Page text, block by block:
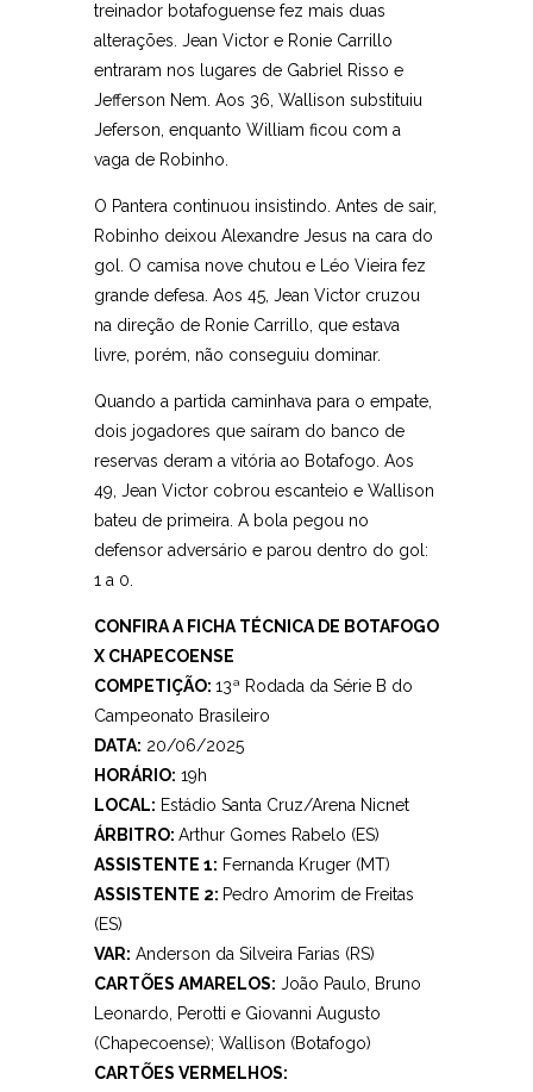
treinador botafoguense fez mais duas
alterações. Jean Victor e Ronie Carrillo
entraram nos lugares de Gabriel Risso e
Jefferson Nem. Aos 36, Wallison substituiu
Jeferson, enquanto William ficou com a
vaga de Robinho.
O Pantera continuou insistindo. Antes de sair,
Robinho deixou Alexandre Jesus na cara do
gol. O camisa nove chutou e Léo Vieira fez
grande defesa. Aos 45, Jean Victor cruzou
na direção de Ronie Carrillo, que estava
livre, porém, não conseguiu dominar.
Quando a partida caminhava para o empate,
dois jogadores que saíram do banco de
reservas deram a vitória ao Botafogo. Aos
49, Jean Victor cobrou escanteio e Wallison
bateu de primeira. A bola pegou no
defensor adversário e parou dentro do gol:
1 a 0.
CONFIRA A FICHA TÉCNICA DE BOTAFOGO
X CHAPECOENSE
COMPETIÇÃO: 13ª Rodada da Série B do
Campeonato Brasileiro
DATA: 20/06/2025
HORÁRIO: 19h
LOCAL: Estádio Santa Cruz/Arena Nicnet
ÁRBITRO: Arthur Gomes Rabelo (ES)
ASSISTENTE 1: Fernanda Kruger (MT)
ASSISTENTE 2: Pedro Amorim de Freitas
(ES)
VAR: Anderson da Silveira Farias (RS)
CARTÕES AMARELOS: João Paulo, Bruno
Leonardo, Perotti e Giovanni Augusto
(Chapecoense); Wallison (Botafogo)
CARTÕES VERMELHOS: